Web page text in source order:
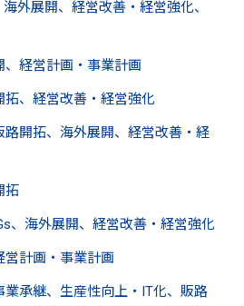
外展開、経営改善・経営強化、
、経営計画・事業計画
、経営改善・経営強化
路開拓、海外展開、経営改善・経
拓
、海外展開、経営改善・経営強化
営計画・事業計画
業承継、生産性向上・IT化、販路